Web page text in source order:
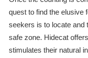
quest to find the elusive
seekers is to locate and
safe zone. Hidecat
stimulates their natural